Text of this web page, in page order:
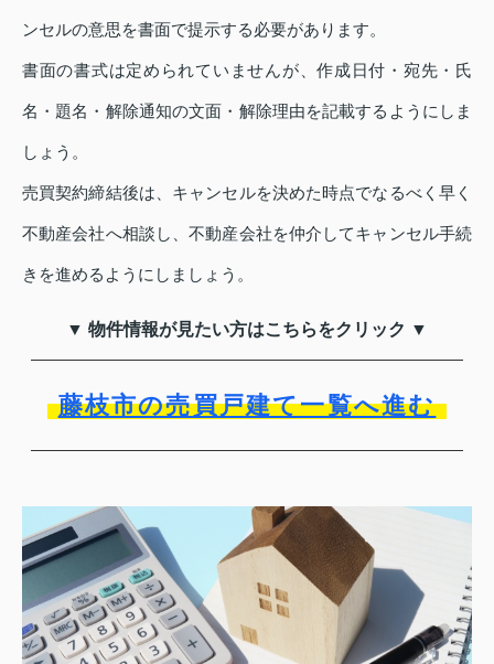
ンセルの意思を書面で提示する必要があります。
書面の書式は定められていませんが、作成日付・宛先・氏
名・題名・解除通知の文面・解除理由を記載するようにしま
しょう。
売買契約締結後は、キャンセルを決めた時点でなるべく早く
不動産会社へ相談し、不動産会社を仲介してキャンセル手続
きを進めるようにしましょう。
▼ 物件情報が見たい方はこちらをクリック ▼
藤枝市の売買戸建て一覧へ進む